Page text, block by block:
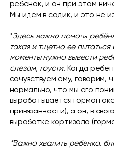
ребенок, и он при этом
Мы идем в садик, и это не
*Здесь важно помочь
такая и тщетно ее пытаться
моменты нужно вывести
слезам, грусти. Когда
сочувствуем ему, говорим,
нормально, что мы его
вырабатывается гормон
привязанности), а он, в
выработке кортизола
*Важно хвалить ребенка,